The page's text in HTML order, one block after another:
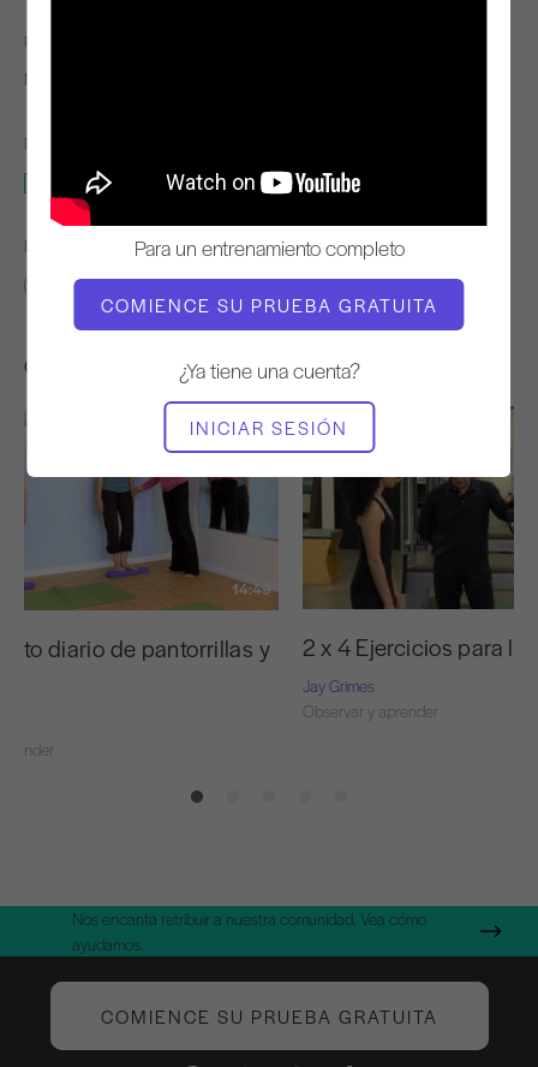
Para un entrenamiento completo
COMIENCE SU PRUEBA GRATUITA
¿Ya tiene una cuenta?
INICIAR SESIÓN
PROFESOR
Niedra Gabriel
EQUIPO NECESARIO
2 x 4
ENCONTRAR CLASES SIMILARES PARA
10 - 20 min
2 x 4
Otros entrenamientos que te pueden gustar
14:49
diario de pantorrillas y
2 x 4 Ejercicios para
Jay Grimes
Observar y aprender
Nos encanta retribuir a nuestra comunidad. Vea cómo
ayudamos.
COMIENCE SU PRUEBA GRATUITA